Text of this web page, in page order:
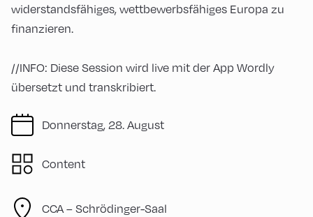
Donnerstag, 28. August
Content
CCA – Schrödinger-Saal
widerstandsfähiges, wettbewerbsfähiges Europa zu
finanzieren.
//INFO: Diese Session wird live mit der App Wordly
übersetzt und transkribiert.